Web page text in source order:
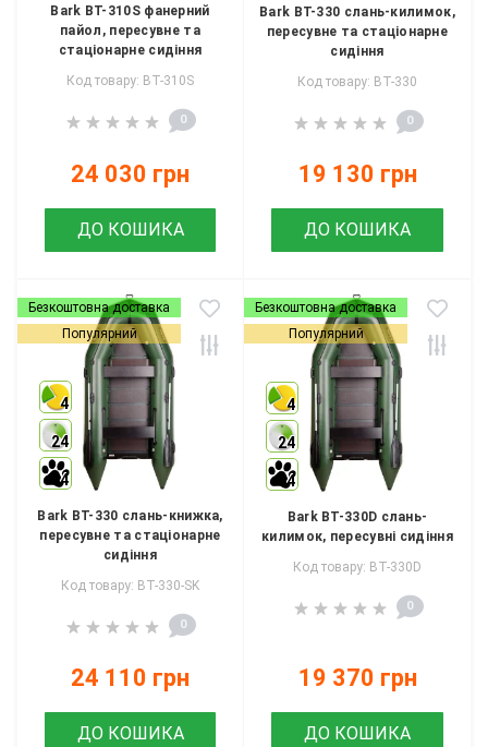
Bark BT-310S фанерний
пайол, пересувне та
стаціонарне сидіння
Код товару: BT-310S
0
24 030 грн
ДО КОШИКА
Bark BT-330 слань-килимок,
пересувне та стаціонарне
сидіння
Код товару: BT-330
0
19 130 грн
ДО КОШИКА
Безкоштовна доставка
Популярний
4
24
4
Bark BT-330 слань-книжка,
пересувне та стаціонарне
сидіння
Код товару: BT-330-SK
0
24 110 грн
ДО КОШИКА
Безкоштовна доставка
Популярний
4
24
4
Bark BT-330D слань-
килимок, пересувні сидіння
Код товару: BT-330D
0
19 370 грн
ДО КОШИКА